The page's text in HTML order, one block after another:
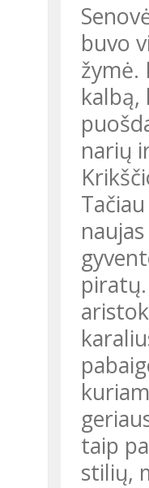
buvo
žymė.
narių
taip
stilių,